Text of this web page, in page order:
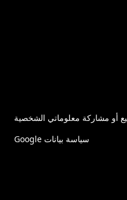
أو مشاركة معلوماتي الشخصية
سياسة بيانات Google